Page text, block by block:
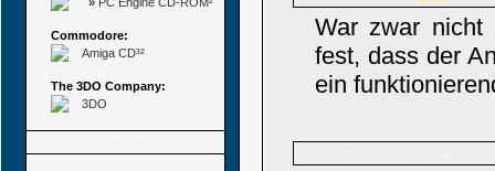
Commodore:
Amiga CD³²
The 3DO Company:
3DO
War zwar nicht
fest, dass der
ein